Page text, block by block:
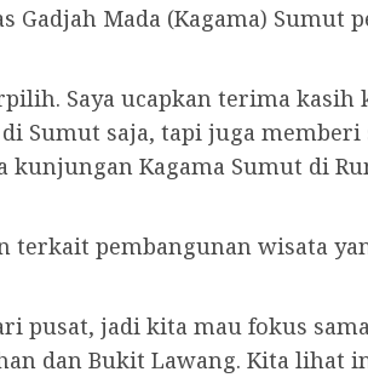
Mada (Kagama) Sumut
Saya ucapkan terima
Sumut saja, tapi juga
Kagama Sumut di
terkait pembangunan wisata
pusat, jadi kita mau fokus
dan Bukit Lawang. Kita lihat